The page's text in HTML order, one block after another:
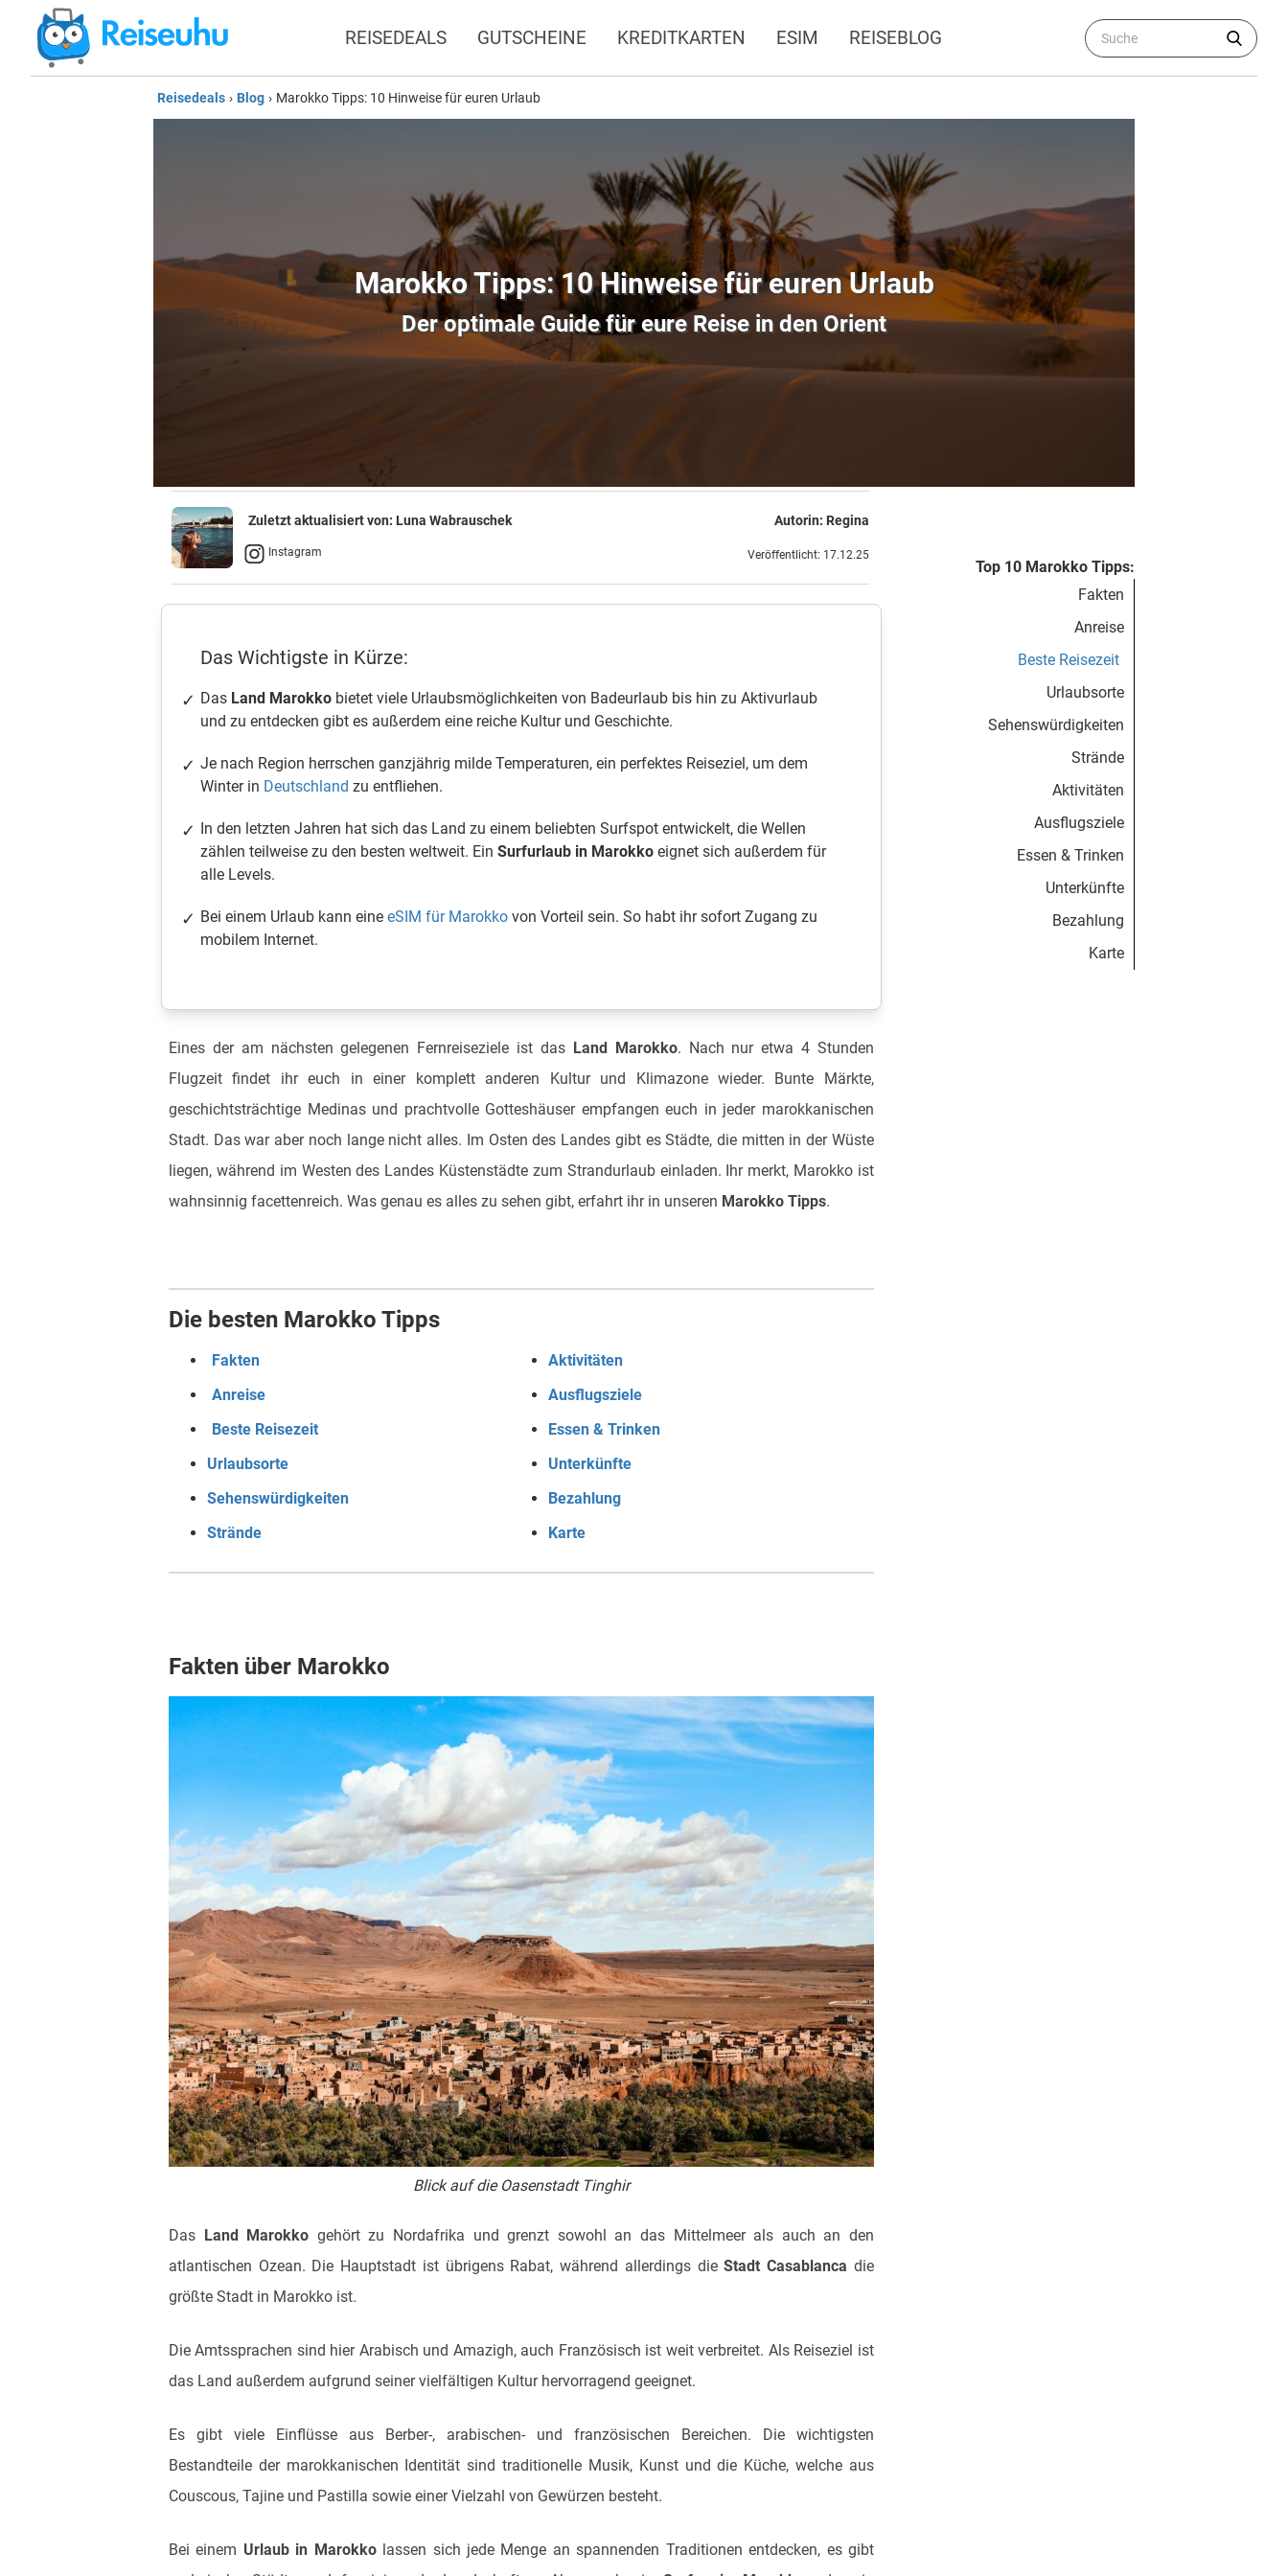
REISEDEALS GUTSCHEINE KREDITKARTEN ESIM REISEBLOG
Reisedeals › Blog › Marokko Tipps: 10 Hinweise für euren Urlaub
Marokko Tipps: 10 Hinweise für euren Urlaub
Der optimale Guide für eure Reise in den Orient
Autorin: Regina
Zuletzt aktualisiert von: Luna Wabrauschek
Instagram Veröffentlicht: 17.12.25
Das Wichtigste in Kürze:
Das Land Marokko bietet viele Urlaubsmöglichkeiten von Badeurlaub bis hin zu Aktivurlaub
und zu entdecken gibt es außerdem eine reiche Kultur und Geschichte.
Je nach Region herrschen ganzjährig milde Temperaturen, ein perfektes Reiseziel, um dem
Winter in Deutschland zu entfliehen.
In den letzten Jahren hat sich das Land zu einem beliebten Surfspot entwickelt, die Wellen
zählen teilweise zu den besten weltweit. Ein Surfurlaub in Marokko eignet sich außerdem für
alle Levels.
Bei einem Urlaub kann eine eSIM für Marokko von Vorteil sein. So habt ihr sofort Zugang zu
mobilem Internet.
Eines der am nächsten gelegenen Fernreiseziele ist das Land Marokko. Nach nur etwa 4 Stunden
Flugzeit findet ihr euch in einer komplett anderen Kultur und Klimazone wieder. Bunte Märkte,
geschichtsträchtige Medinas und prachtvolle Gotteshäuser empfangen euch in jeder marokkanischen
Stadt. Das war aber noch lange nicht alles. Im Osten des Landes gibt es Städte, die mitten in der Wüste
liegen, während im Westen des Landes Küstenstädte zum Strandurlaub einladen. Ihr merkt, Marokko ist
wahnsinnig facettenreich. Was genau es alles zu sehen gibt, erfahrt ihr in unseren Marokko Tipps.
Die besten Marokko Tipps
Fakten
Anreise
Beste Reisezeit
Urlaubsorte
Sehenswürdigkeiten
Strände
Aktivitäten
Ausflugsziele
Essen & Trinken
Unterkünfte
Bezahlung
Karte
Fakten über Marokko
Blick auf die Oasenstadt Tinghir
Das Land Marokko gehört zu Nordafrika und grenzt sowohl an das Mittelmeer als auch an den
atlantischen Ozean. Die Hauptstadt ist übrigens Rabat, während allerdings dieStadt Casablanca die
größte Stadt in Marokko ist.
Die Amtssprachen sind hier Arabisch und Amazigh, auch Französisch ist weit verbreitet. Als Reiseziel ist
das Land außerdem aufgrund seiner vielfältigen Kultur hervorragend geeignet.
Es gibt viele Einflüsse aus Berber-, arabischen- und französischen Bereichen. Die wichtigsten
Bestandteile der marokkanischen Identität sind traditionelle Musik, Kunst und die Küche, welche aus
Couscous, Tajine und Pastilla sowie einer Vielzahl von Gewürzen besteht.
Bei einem Urlaub in Marokkolassen sich jede Menge an spannenden Traditionen entdecken, es gibt
Top 10 Marokko Tipps:
Fakten
Anreise
Beste Reisezeit
Urlaubsorte
Sehenswürdigkeiten
Strände
Aktivitäten
Ausflugsziele
Essen & Trinken
Unterkünfte
Bezahlung
Karte